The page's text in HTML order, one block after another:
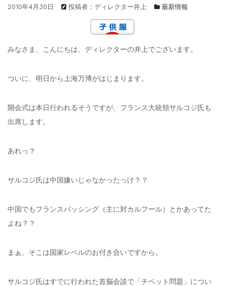
2010年4月30日 投稿者：ディレクター井上 最新情報
みなさま、こんにちは、ディレクターの井上でございます。
ついに、明日から上海万博がはじまります。
開会式は本日行われるそうですが、フランス大統領サルコジ氏も
出席します。
あれっ？
サルコジ氏は中国嫌いじゃなかったっけ？？
中国でもフランスバッシング（主に対カルフール）とかあってた
よね？？
まぁ、そこは国家レベルのお付き合いですから。
サルコジ氏はすでに行われた首脳会談で「チベット問題」につい